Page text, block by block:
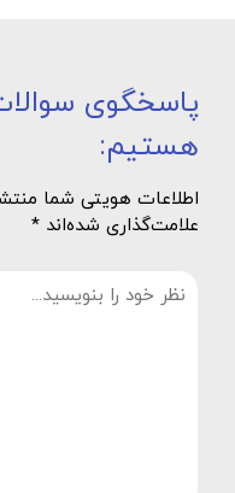
پاسخگوی
هستیم:
اطلاعات هویتی شما
علامت‌گذاری شده‌اند *